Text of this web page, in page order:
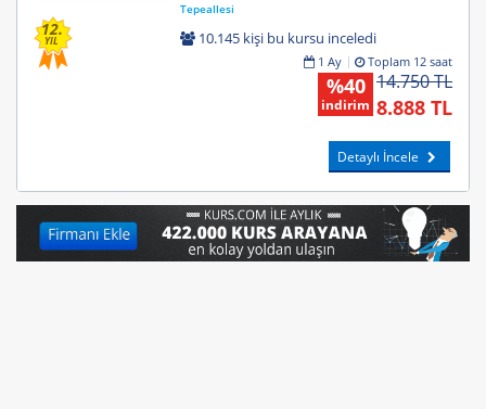
12.
YIL
Tepeallesi
10.145 kişi bu kursu inceledi
1 Ay Toplam 12 saat
14.750 TL
8.888 TL
%40
indirim
Detaylı İncele